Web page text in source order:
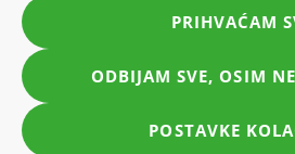
POLITIKA ZAŠTITE
KONZUM 2026. SVA
ODBIJAM SVE, OSIM
POSTAVKE
PRIHVAĆAM